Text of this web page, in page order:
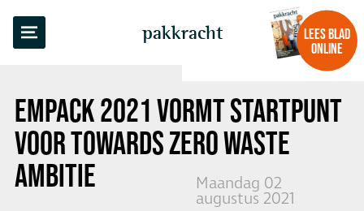
pakkracht
LEES BLAD
ONLINE
EMPACK 2021 VORMT STARTPUNT
VOORTOWARDS ZERO WASTE
AMBITIE
Maandag 02
augustus 2021
TERUG NAAR OVERZICHT